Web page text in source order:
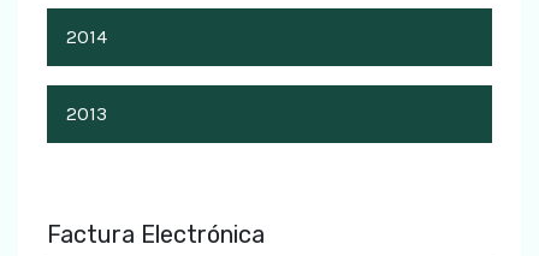
2014
2013
Factura Electrónica